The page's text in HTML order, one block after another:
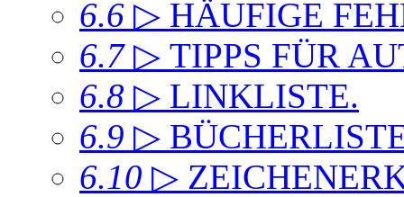
6.6 ▷ HÄUFIGE
6.7 ▷ TIPPS FÜR
6.8 ▷ LINKLISTE.
6.9 ▷
6.10 ▷